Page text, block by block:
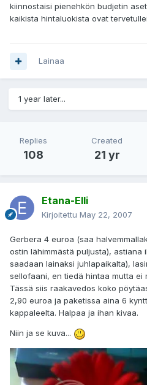
kiinnostaisi pienehkön budjetin
kaikista hintaluokista ovat
Lainaa
1 year later...
Replies
108
Created
21 yr
Etana-Elli
Kirjoitettu May 22, 2007
Gerbera 4 euroa (saa
ostin lähimmästä puljusta), astiana
saadaan lainaksi juhlapaikalta),
sellofaani, en tiedä hintaa mutta ei
Tässä siis raakavedos koko
2,90 euroa ja paketissa aina 6
kappaleelta. Halpaa ja ihan kivaa.
Niin ja se kuva...